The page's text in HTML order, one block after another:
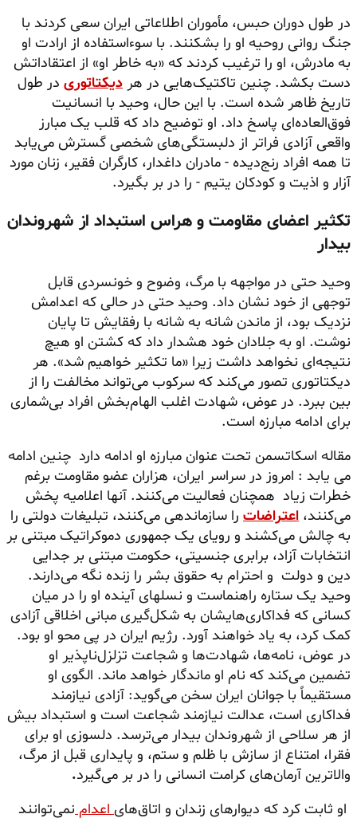
در طول دوران حبس، مأموران اطلاعاتی ایران سعی کردند با
جنگ روانی روحیه او را بشکنند. با سوءاستفاده از ارادت او
به مادرش، او را ترغیب کردند که «به خاطر او» از اعتقاداتش
دست بکشد. چنین تاکتیک‌هایی در هر دیکتاتوری در طول
تاریخ ظاهر شده است. با این حال، وحید با انسانیت
فوق‌العاده‌ای پاسخ داد. او توضیح داد که قلب یک مبارز
واقعی آزادی فراتر از دلبستگی‌های شخصی گسترش می‌یابد
تا همه افراد رنج‌دیده - مادران داغدار، کارگران فقیر، زنان مورد
آزار و اذیت و کودکان یتیم - را در بر بگیرد.
تکثیر اعضای مقاومت و هراس استبداد از شهروندان
بیدار
وحید حتی در مواجهه با مرگ، وضوح و خونسردی قابل
توجهی از خود نشان داد. وحید حتی در حالی که اعدامش
نزدیک بود، از ماندن شانه به شانه با رفقایش تا پایان
نوشت. او به جلادان خود هشدار داد که کشتن او هیچ
نتیجه‌ای نخواهد داشت زیرا «ما تکثیر خواهیم شد». هر
دیکتاتوری تصور می‌کند که سرکوب می‌تواند مخالفت را از
بین ببرد. در عوض، شهادت اغلب الهام‌بخش افراد بی‌شماری
برای ادامه مبارزه است.
مقاله اسکاتسمن تحت عنوان مبارزه او ادامه دارد چنین ادامه
می یابد : امروز در سراسر ایران، هزاران عضو مقاومت برغم
خطرات زیاد همچنان فعالیت می‌کنند. آنها اعلامیه پخش
می‌کنند، اعتراضات را سازماندهی می‌کنند، تبلیغات دولتی را
به چالش می‌کشند و رویای یک جمهوری دموکراتیک مبتنی بر
انتخابات آزاد، برابری جنسیتی، حکومت مبتنی بر جدایی
دین و دولت و احترام به حقوق بشر را زنده نگه می‌دارند.
وحید یک ستاره راهنماست و نسلهای آینده او را در میان
کسانی که فداکاری‌هایشان به شکل‌گیری مبانی اخلاقی آزادی
کمک کرد، به یاد خواهند آورد. رژیم ایران در پی محو او بود.
در عوض، نامه‌ها، شهادت‌ها و شجاعت تزلزل‌ناپذیر او
تضمین می‌کند که نام او ماندگار خواهد ماند. الگوی او
مستقیماً با جوانان ایران سخن می‌گوید: آزادی نیازمند
فداکاری است، عدالت نیازمند شجاعت است و استبداد بیش
از هر سلاحی از شهروندان بیدار می‌ترسد. دلسوزی او برای
فقرا، امتناع از سازش با ظلم و ستم، و پایداری قبل از مرگ،
والاترین آرمان‌های کرامت انسانی را در بر می‌گیرد.
او ثابت کرد که دیوارهای زندان و اتاق‌هایاعدامنمی‌توانند